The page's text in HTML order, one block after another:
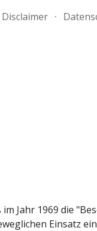
to main content
Disclaimer
Jahr 1969 die
Einsatz